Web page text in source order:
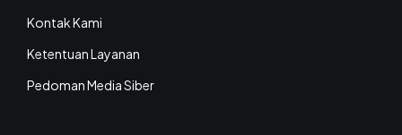
Kontak Kami
Ketentuan Layanan
Pedoman Media Siber